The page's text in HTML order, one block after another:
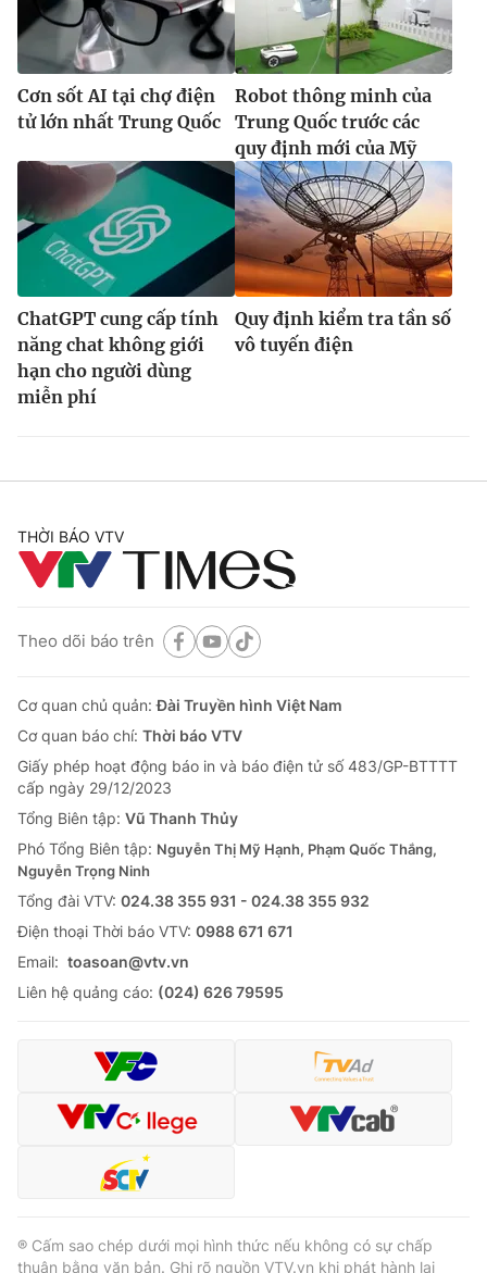
Cơn sốt AI tại chợ điện
tử lớn nhất Trung Quốc
Robot thông minh của
Trung Quốc trước các
quy định mới của Mỹ
ChatGPT cung cấp tính
năng chat không giới
hạn cho người dùng
miễn phí
Quy định kiểm tra tần số
vô tuyến điện
THỜI BÁO VTV
Theo dõi báo trên
Cơ quan chủ quản:Đài Truyền hình Việt Nam
Cơ quan báo chí: Thời báo VTV
Giấy phép hoạt động báo in và báo điện tử số 483/GP-BTTTT
cấp ngày 29/12/2023
Tổng Biên tập: Vũ Thanh Thủy
Phó Tổng Biên tập: Nguyễn Thị Mỹ Hạnh, Phạm Quốc Thắng,
Nguyễn Trọng Ninh
Tổng đài VTV: 024.38 355 931 - 024.38 355 932
Ðiện thoại Thời báo VTV: 0988 671 671
Email: toasoan@vtv.vn
Liên hệ quảng cáo: (024) 626 79595
® Cấm sao chép dưới mọi hình thức nếu không có sự chấp
thuận bằng văn bản. Ghi rõ nguồn VTV.vn khi phát hành lại